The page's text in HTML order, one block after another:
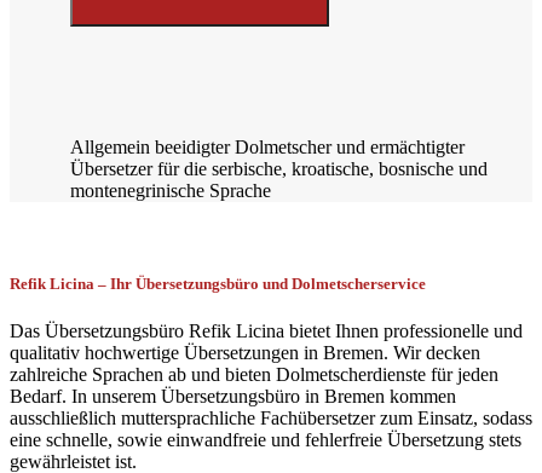
Allgemein beeidigter Dolmetscher und ermächtigter
Übersetzer für die serbische, kroatische, bosnische und
montenegrinische Sprache
Refik Licina – Ihr Übersetzungsbüro und Dolmetscherservice
Das Übersetzungsbüro Refik Licina bietet Ihnen professionelle und
qualitativ hochwertige Übersetzungen in Bremen. Wir decken
zahlreiche Sprachen ab und bieten Dolmetscherdienste für jeden
Bedarf. In unserem Übersetzungsbüro in Bremen kommen
ausschließlich muttersprachliche Fachübersetzer zum Einsatz, sodass
eine schnelle, sowie einwandfreie und fehlerfreie Übersetzung stets
gewährleistet ist.